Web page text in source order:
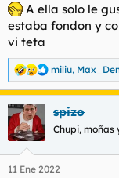
A ella solo le
estaba fondon y
vi teta
R
e
a
c
c
i
e
miliu,
spizo
Chupi, moñas
11 Ene 2022